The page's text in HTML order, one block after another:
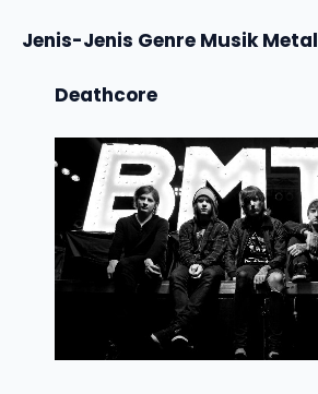
Jenis-Jenis Genre Musik Metal
Deathcore